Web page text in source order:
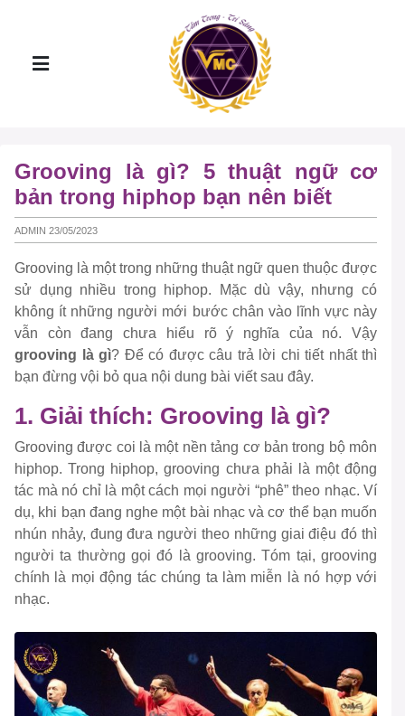
Grooving là gì? 5 thuật ngữ cơ
bản trong hiphop bạn nên biết
ADMIN 23/05/2023
Grooving là một trong những thuật ngữ quen thuộc được
sử dụng nhiều trong hiphop. Mặc dù vậy, nhưng có
không ít những người mới bước chân vào lĩnh vực này
vẫn còn đang chưa hiểu rõ ý nghĩa của nó. Vậy
grooving là gì? Để có được câu trả lời chi tiết nhất thì
bạn đừng vội bỏ qua nội dung bài viết sau đây.
1. Giải thích: Grooving là gì?
Grooving được coi là một nền tảng cơ bản trong bộ môn
hiphop. Trong hiphop, grooving chưa phải là một động
tác mà nó chỉ là một cách mọi người “phê” theo nhạc. Ví
dụ, khi bạn đang nghe một bài nhạc và cơ thể bạn muốn
nhún nhảy, đung đưa người theo những giai điệu đó thì
người ta thường gọi đó là grooving. Tóm tại, grooving
chính là mọi động tác chúng ta làm miễn là nó hợp với
nhạc.